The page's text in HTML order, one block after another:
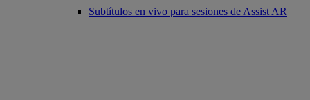
Subtítulos en vivo para sesiones de Assist AR